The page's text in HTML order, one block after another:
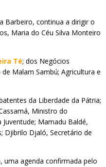
Barbeiro, continua a dirigir o
Maria do Céu Silva Monteiro
Té; dos Negócios
Malam Sambú; Agricultura e
da Liberdade da Pátria;
Ministro do
Mamadu Baldé,
Djibrilo Djaló, Secretário de
uma agenda confirmada pelo